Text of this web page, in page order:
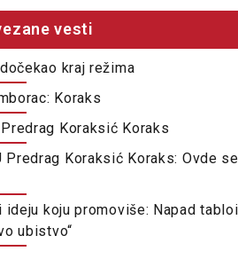
vesti
kraj režima
Koraks
Koraksić Koraks
Predrag Koraksić Koraks: Ovde
ideju koju promoviše: Napad
ubistvo“